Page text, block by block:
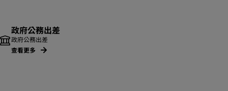
政府公務出差
政府公務出差
查看更多